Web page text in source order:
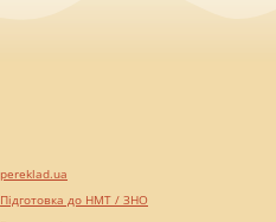
pereklad.ua
Підготовка до НМТ / ЗНО